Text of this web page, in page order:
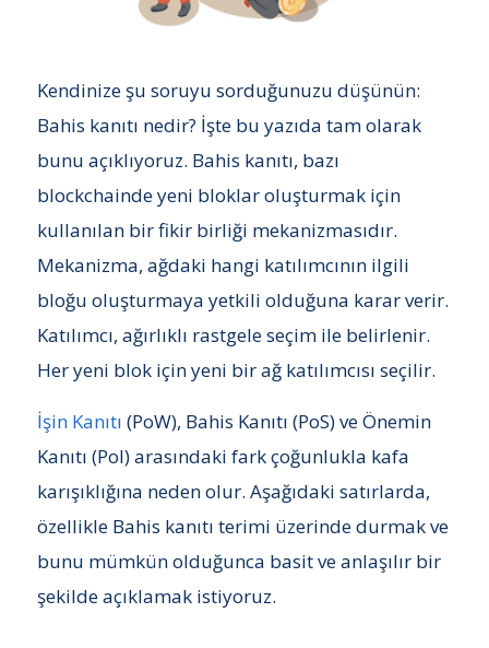
Kendinize şu soruyu sorduğunuzu düşünün:
Bahis kanıtı nedir? İşte bu yazıda tam olarak
bunu açıklıyoruz. Bahis kanıtı, bazı
blockchainde yeni bloklar oluşturmak için
kullanılan bir fikir birliği mekanizmasıdır.
Mekanizma, ağdaki hangi katılımcının ilgili
bloğu oluşturmaya yetkili olduğuna karar verir.
Katılımcı, ağırlıklı rastgele seçim ile belirlenir.
Her yeni blok için yeni bir ağ katılımcısı seçilir.
İşin Kanıtı (PoW), Bahis Kanıtı (PoS) ve Önemin
Kanıtı (PoI) arasındaki fark çoğunlukla kafa
karışıklığına neden olur. Aşağıdaki satırlarda,
özellikle Bahis kanıtı terimi üzerinde durmak ve
bunu mümkün olduğunca basit ve anlaşılır bir
şekilde açıklamak istiyoruz.